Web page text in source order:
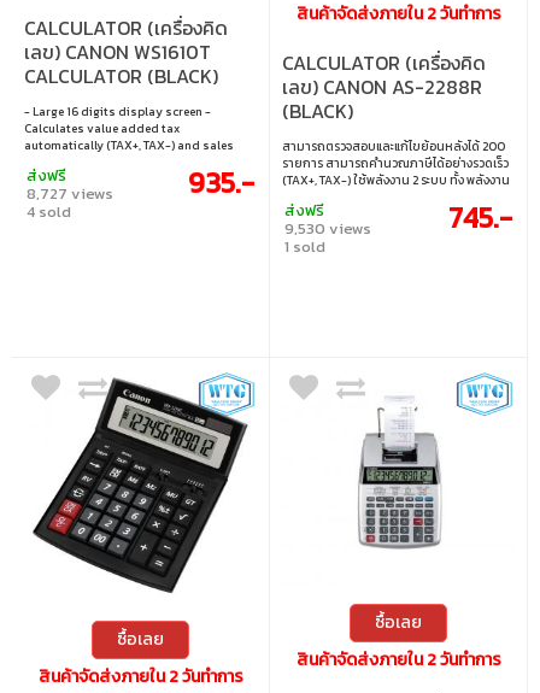
CALCULATOR (เครื่องคิด
เลข) CANON WS1610T
CALCULATOR (BLACK)
- Large 16 digits display screen -
Calculates value added tax
automatically (TAX+, TAX-) and sales
(GT) button for total summary
calculation - Designed the pushing bu
ส่งฟรี
8,727 views
4 sold
935.-
สินค้าจัดส่งภายใน 2 วันทำการ
CALCULATOR (เครื่องคิด
เลข) CANON AS-2288R
(BLACK)
สามารถตรวจสอบและแก้ไขย้อนหลังได้ 200
รายการ สามารถคำนวณภาษีได้อย่างรวดเร็ว
(TAX+, TAX-) ใช้พลังงาน 2 ระบบ ทั้ง พลังงาน
ส่งฟรี
9,530 views
1 sold
745.-
ซื้อเลย
สินค้าจัดส่งภายใน 2 วันทำการ
ซื้อเลย
สินค้าจัดส่งภายใน 2 วันทำการ